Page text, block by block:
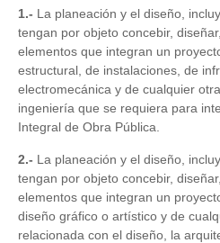
1.- La planeación y el diseño,
tengan por objeto concebir,
elementos que integran un
estructural, de instalaciones, de
electromecánica y de cualquier
ingeniería que se requiera para
Integral de Obra Pública.
2.- La planeación y el diseño,
tengan por objeto concebir,
elementos que integran un
diseño gráfico o artístico y de
relacionada con el diseño, la